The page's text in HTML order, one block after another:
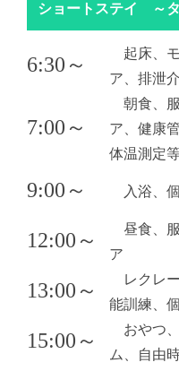
ショートステイ ～
6:30～
起床、
ア、排泄
7:00～
朝食、
ア、健康
体温測定等
9:00～ 入浴、
12:00～
昼食、
ア
13:00～
レクレ
能訓練、
15:00～
おやつ
ム、自由